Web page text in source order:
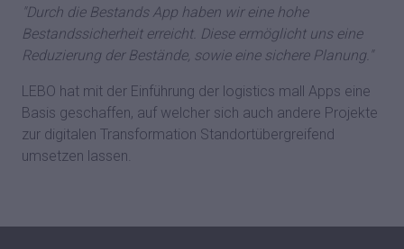
"Durch die Bestands App haben wir eine hohe
Bestandssicherheit erreicht. Diese ermöglicht uns eine
Reduzierung der Bestände, sowie eine sichere Planung."
LEBO hat mit der Einführung der logistics mall Apps eine
Basis geschaffen, auf welcher sich auch andere Projekte
zur digitalen Transformation Standortübergreifend
umsetzen lassen.